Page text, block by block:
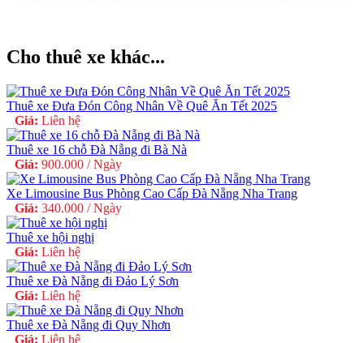
Cho thuê xe khác...
Thuê xe Đưa Đón Công Nhân Về Quê Ăn Tết 2025
Giá: Liên hệ
Thuê xe 16 chỗ Đà Nẵng đi Bà Nà
Giá: 900.000 / Ngày
Xe Limousine Bus Phòng Cao Cấp Đà Nẵng Nha Trang
Giá: 340.000 / Ngày
Thuê xe hội nghị
Giá: Liên hệ
Thuê xe Đà Nẵng đi Đảo Lý Sơn
Giá: Liên hệ
Thuê xe Đà Nẵng đi Quy Nhơn
Giá: Liên hệ